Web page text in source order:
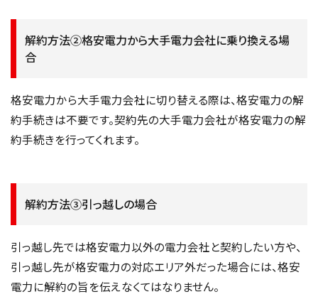
解約方法②格安電力から大手電力会社に乗り換える場
合
格安電力から大手電力会社に切り替える際は、格安電力の解
約手続きは不要です。契約先の大手電力会社が格安電力の解
約手続きを行ってくれます。
解約方法③引っ越しの場合
引っ越し先では格安電力以外の電力会社と契約したい方や、
引っ越し先が格安電力の対応エリア外だった場合には、格安
電力に解約の旨を伝えなくてはなりません。